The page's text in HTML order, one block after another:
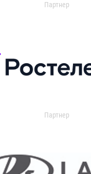
Партнер
Партнер